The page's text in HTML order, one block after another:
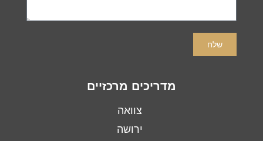
שלח
מדריכים מרכזיים
צוואה
ירושה